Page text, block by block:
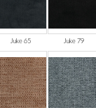
Juke 65 Juke 79